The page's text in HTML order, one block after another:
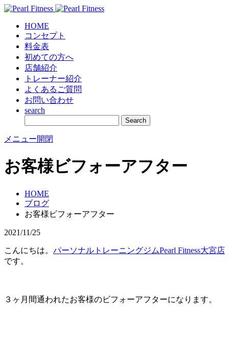
HOME
コンセプト
料金表
初めての方へ
店舗紹介
トレーナー紹介
よくあるご質問
お問い合わせ
search
メニュー開閉
お客様ビフォーアフター
HOME
ブログ
お客様ビフォーアフター
2021/11/25
こんにちは。 パーソナルトレーニングジムPearl Fitness大宮店
です。
３ヶ月間通われたお客様のビフォーアフターになります。